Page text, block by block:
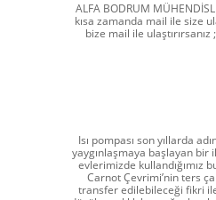
ALFA BODRUM
kısa zamanda mail ile size
bize mail ile
Isı pompası son yıllarda
yaygınlaşmaya başlayan
evlerimizde kullandığımız
Carnot Çevrimi’nin ters
transfer edilebileceği fikri